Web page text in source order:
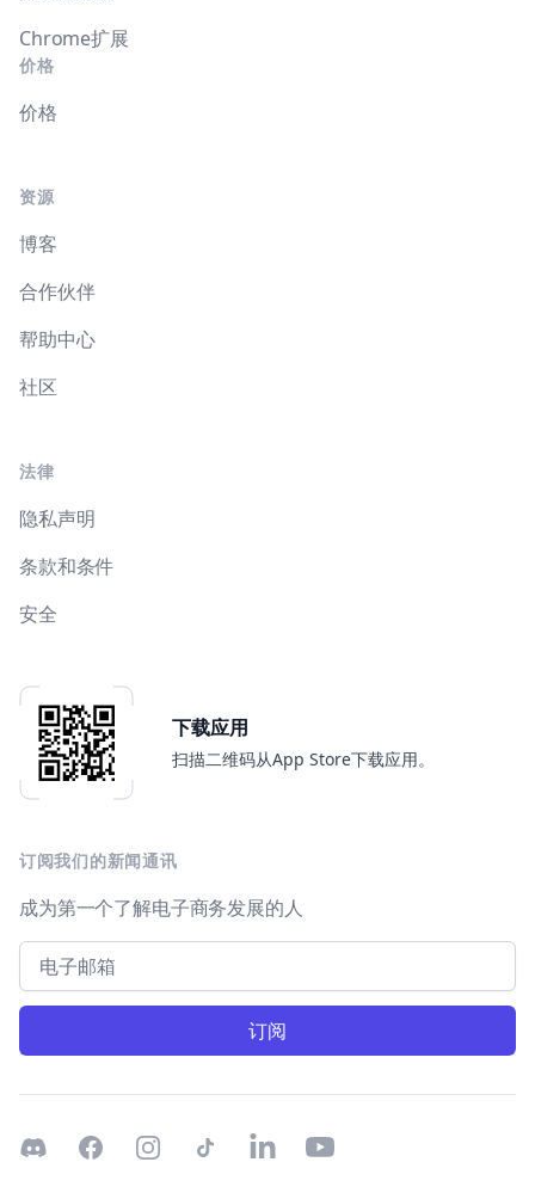
Chrome扩展
价格
价格
资源
博客
合作伙伴
帮助中心
社区
法律
隐私声明
条款和条件
安全
下载应用
扫描二维码从App Store下载应用。
订阅我们的新闻通讯
成为第一个了解电子商务发展的人
Email address
订阅
DiscordFacebookInstagramTikTok LinkedInYoutube